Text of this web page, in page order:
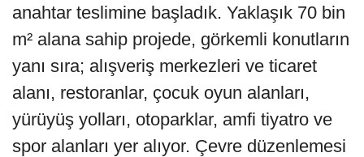
anahtar teslimine başladık. Yaklaşık 70 bin
m² alana sahip projede, görkemli konutların
yanı sıra; alışveriş merkezleri ve ticaret
alanı, restoranlar, çocuk oyun alanları,
yürüyüş yolları, otoparklar, amfi tiyatro ve
spor alanları yer alıyor. Çevre düzenlemesi